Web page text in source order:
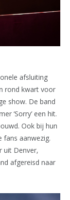
afsluiting
rond kwart voor
show. De band
‘Sorry’ een hit.
Ook bij hun
fans aanwezig.
uit Denver,
afgereisd naar